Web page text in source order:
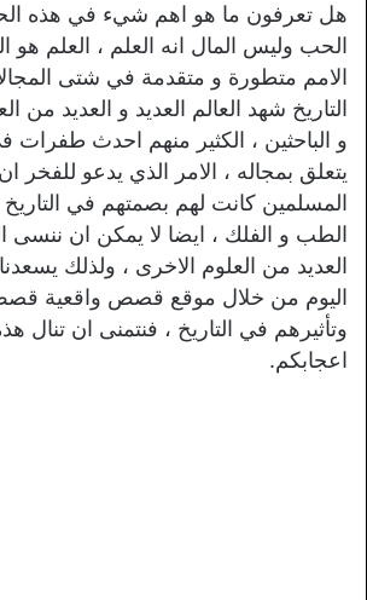
هل تعرفون ما هو اهم شيء في هذه
الحب وليس المال انه العلم ، العلم هو
الامم متطورة و متقدمة في شتى
التاريخ شهد العالم العديد و العديد من
و الباحثين ، الكثير منهم احدث طفرات
يتعلق بمجاله ، الامر الذي يدعو للفخر ان
المسلمين كانت لهم بصمتهم في
الطب و الفلك ، ايضا لا يمكن ان ننسى
العديد من العلوم الاخرى ، ولذلك
اليوم من خلال موقع قصص واقعية قصص
وتأثيرهم في التاريخ ، فنتمنى ان تنال
اعجابكم.